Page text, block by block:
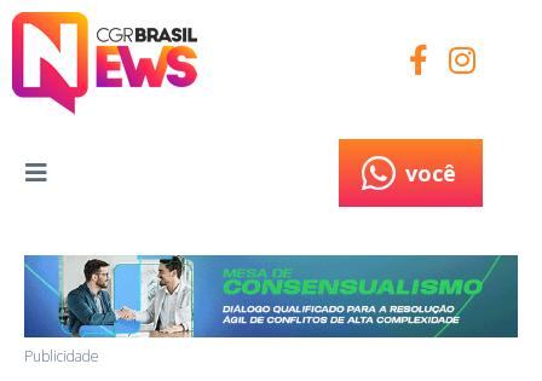
você
Publicidade